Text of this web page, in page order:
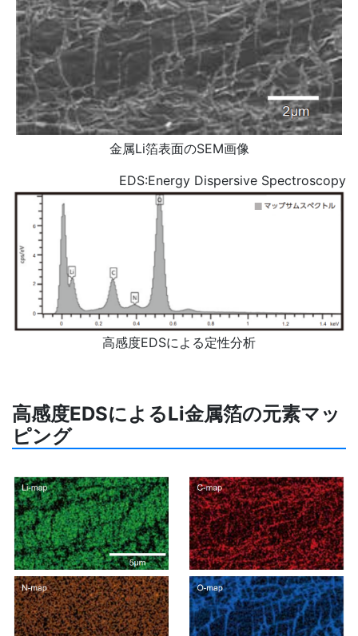
金属Li箔表面のSEM画像
EDS:Energy Dispersive Spectroscopy
高感度EDSによる定性分析
高感度EDSによるLi金属箔の元素マッ
ピング